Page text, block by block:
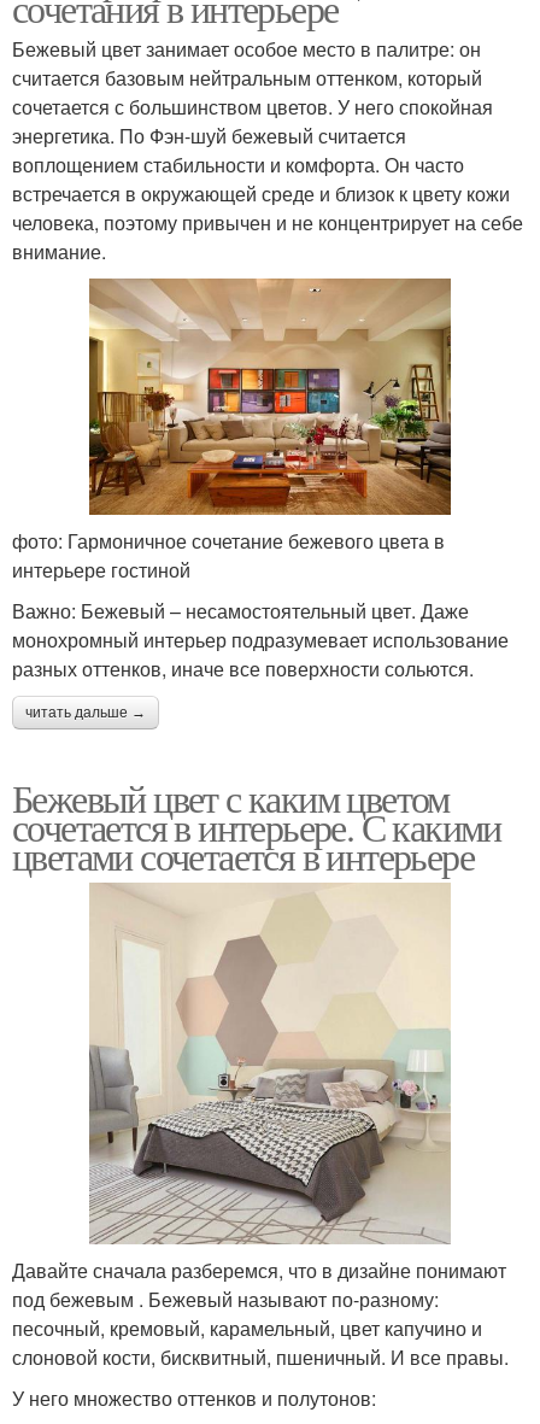
Бежевый цвет занимает особое место в палитре: он
считается базовым нейтральным оттенком, который
сочетается с большинством цветов. У него спокойная
энергетика. По Фэн-шуй бежевый считается
воплощением стабильности и комфорта. Он часто
встречается в окружающей среде и близок к цвету кожи
человека, поэтому привычен и не концентрирует на себе
внимание.
фото: Гармоничное сочетание бежевого цвета в
интерьере гостиной
Важно: Бежевый – несамостоятельный цвет. Даже
монохромный интерьер подразумевает использование
разных оттенков, иначе все поверхности сольются.
читать дальше →
Бежевый цвет с каким цветом
сочетается в интерьере. С какими
цветами сочетается в интерьере
Давайте сначала разберемся, что в дизайне понимают
под бежевым . Бежевый называют по-разному:
песочный, кремовый, карамельный, цвет капучино и
слоновой кости, бисквитный, пшеничный. И все правы.
У него множество оттенков и полутонов: